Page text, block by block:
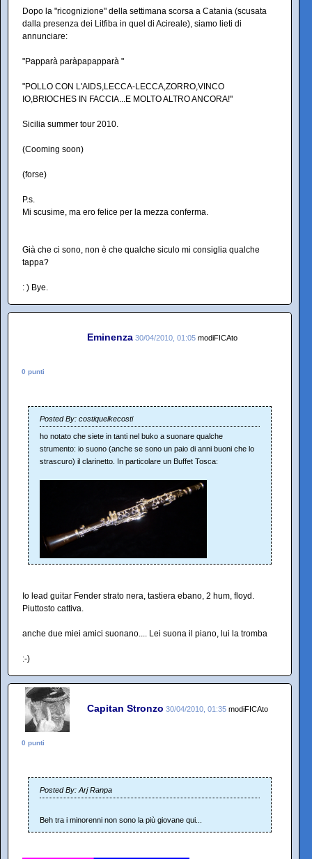
Dopo la "ricognizione" della settimana scorsa a Catania (scusata
dalla presenza dei Litfiba in quel di Acireale), siamo lieti di
annunciare:
"Papparà paràpapapparà "
"POLLO CON L'AIDS,LECCA-LECCA,ZORRO,VINCO
IO,BRIOCHES IN FACCIA...E MOLTO ALTRO ANCORA!"
Sicilia summer tour 2010.
(Cooming soon)
(forse)
P.s.
Mi scusime, ma ero felice per la mezza conferma.
Già che ci sono, non è che qualche siculo mi consiglia qualche
tappa?
: ) Bye.
Eminenza 30/04/2010, 01:05 modiFICAto
0 punti
Posted By: costiquelkecosti
ho notato che siete in tanti nel buko a suonare qualche
strumento: io suono (anche se sono un paio di anni buoni che lo
strascuro) il clarinetto. In particolare un Buffet Tosca:
Io lead guitar Fender strato nera, tastiera ebano, 2 hum, floyd.
Piuttosto cattiva.
anche due miei amici suonano.... Lei suona il piano, lui la tromba
:-)
Capitan Stronzo 30/04/2010, 01:35 modiFICAto
0 punti
Posted By: Arj Ranpa
Beh tra i minorenni non sono la più giovane qui...